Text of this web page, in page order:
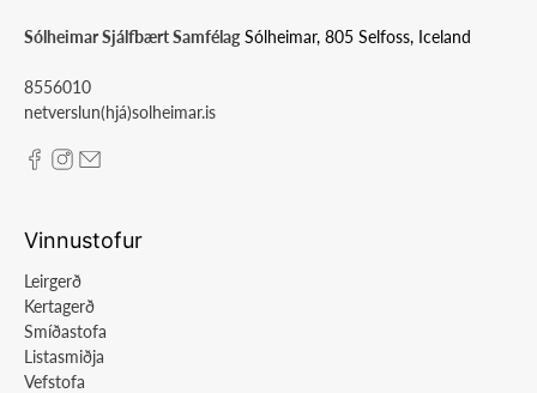
Sólheimar Sjálfbært SamfélagSólheimar, 805 Selfoss, Iceland
8556010
netverslun(hjá)solheimar.is
Vinnustofur
Leirgerð
Kertagerð
Smíðastofa
Listasmiðja
Vefstofa